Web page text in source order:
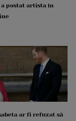
a postat artista în
ar fi refuzat să